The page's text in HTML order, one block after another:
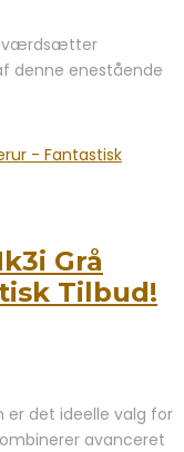
værdsætter
denne enestående
Grå
Tilbud!
er det ideelle valg for
avanceret